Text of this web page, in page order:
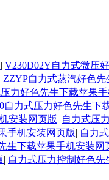
| V230D02Y自力式微压
ZZYP自力式蒸汽好色
力好色先生下载苹果
自力式压力好色先生下
安装网页版| 自力式压
手机安装网页版| 自力
生下载苹果手机安装网
| 自力式压力控制好色